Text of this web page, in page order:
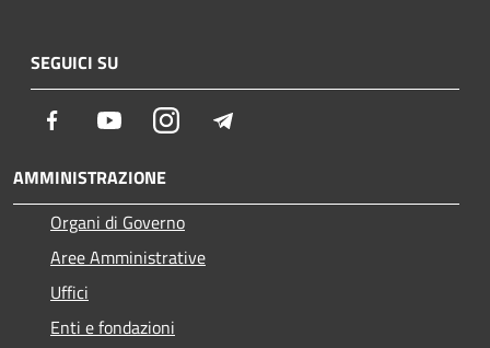
SEGUICI SU
Facebook YoutubeInstagram
AMMINISTRAZIONE
Organi di Governo
Aree Amministrative
Uffici
Enti e fondazioni